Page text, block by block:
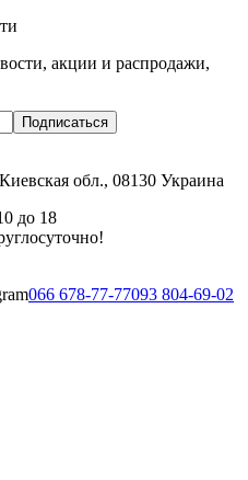
акции и распродажи,
Подписаться
обл., 08130 Украина
до 18
066 678-77-77093 804-69-02